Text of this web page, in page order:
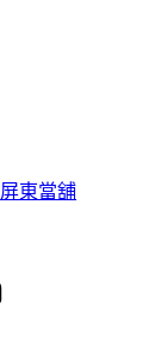
屏東當舖